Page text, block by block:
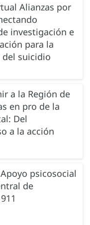
Alianzas por
investigación e
para la
suicidio
a la Región de
en pro de la
Del
a la acción
psicosocial
de